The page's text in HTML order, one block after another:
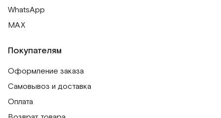
WhatsApp
MAX
Покупателям
Оформление заказа
Самовывоз и доставка
Оплата